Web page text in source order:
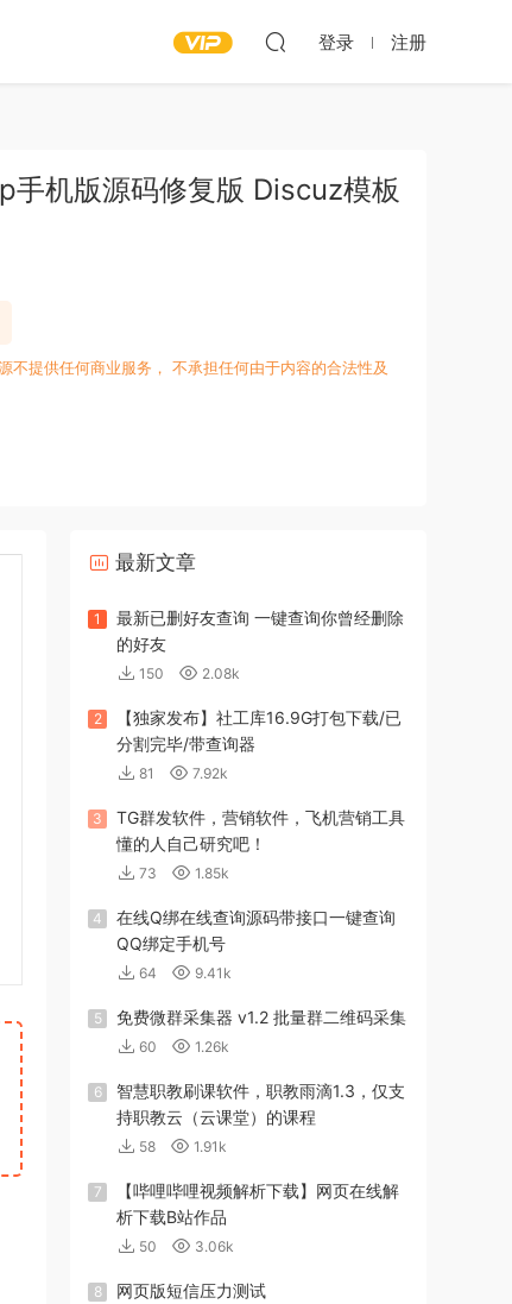
登录 注册
机版源码修复版 Discuz模板
提供任何商业服务， 不承担任何由于内容的合法性及
最新文章
1
最新已删好友查询 一键查询你曾经删除
的好友
150 2.08k
2
【独家发布】社工库16.9G打包下载/已
分割完毕/带查询器
81 7.92k
3
TG群发软件，营销软件，飞机营销工具
懂的人自己研究吧！
73 1.85k
4
在线Q绑在线查询源码带接口一键查询
QQ绑定手机号
64 9.41k
5 免费微群采集器 v1.2 批量群二维码采集
60 1.26k
6
智慧职教刷课软件，职教雨滴1.3，仅支
持职教云（云课堂）的课程
58 1.91k
7
【哔哩哔哩视频解析下载】网页在线解
析下载B站作品
50 3.06k
8 网页版短信压力测试